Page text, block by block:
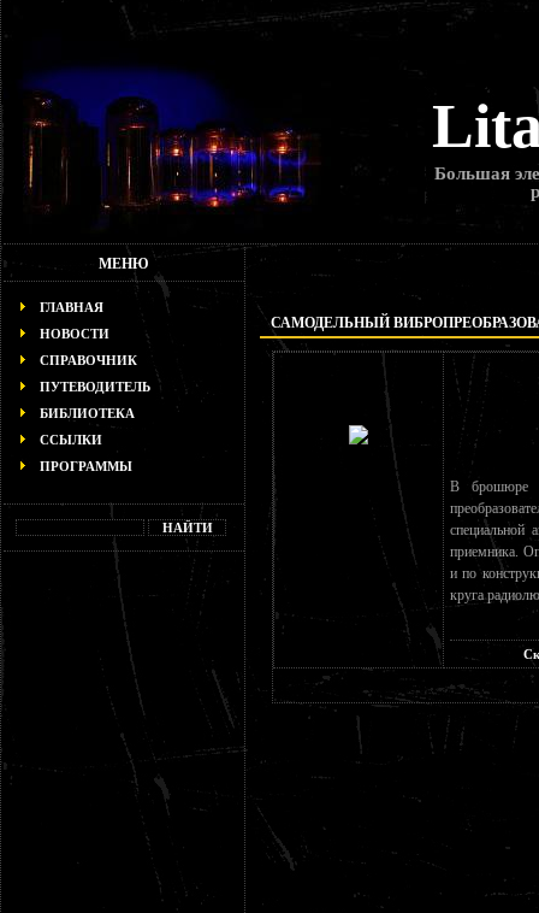
Большая
МЕНЮ
ГЛАВНАЯ
НОВОСТИ
СПРАВОЧНИК
ПУТЕВОДИТЕЛЬ
БИБЛИОТЕКА
ССЫЛКИ
ПРОГРАММЫ
САМОДЕЛЬНЫЙ
В брошюре
специальной
приемника.
и по
круга